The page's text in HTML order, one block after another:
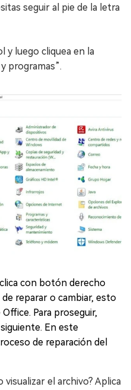
seguir al pie de la letra
y luego cliquea en la
programas”.
con botón derecho
reparar o cambiar, esto
Para proseguir,
En este
de reparación del
el archivo? Aplica